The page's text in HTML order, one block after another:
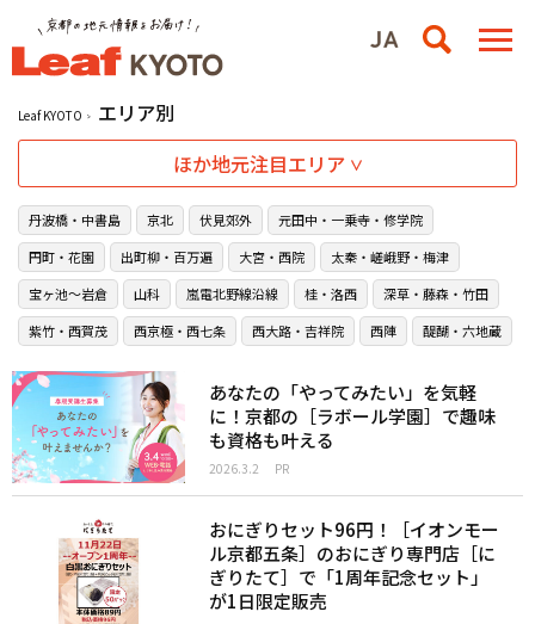
Leaf KYOTO
エリア別
ほか地元注目エリア
丹波橋・中書島 京北 伏見郊外
元田中・一乗寺・修学院
円町・花園
出町柳・百万遍 大宮・西院
太秦・嵯峨野・梅津
宝ヶ池〜岩倉
山科 嵐電北野線沿線 桂・洛西
深草・藤森・竹田
紫竹・西賀茂
西京極・西七条 西大路・吉祥院 西陣 醍醐・六地蔵
あなたの「やってみたい」を気軽
に！京都の［ラボール学園］で趣味
も資格も叶える
2026.3.2 PR
おにぎりセット96円！［イオンモー
ル京都五条］のおにぎり専門店［に
ぎりたて］で「1周年記念セット」
が1日限定販売